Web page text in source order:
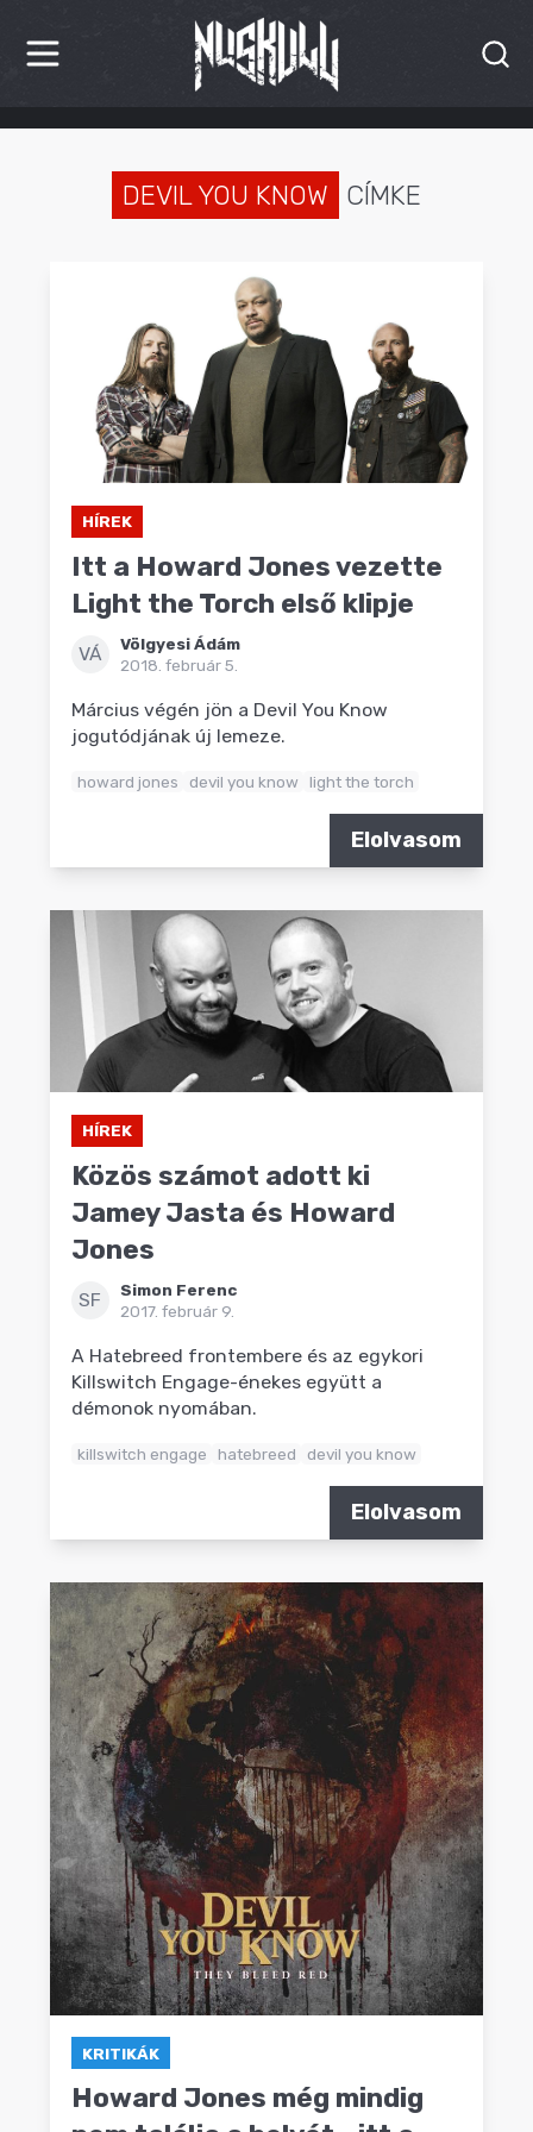
HÍREK
PREMIEREK
MÁSVILÁG
BLOG
DEVIL YOU KNOW CÍMKE
HÍREK
Itt a Howard Jones vezette
Light the Torch első klipje
VÁ
Völgyesi Ádám
2018. február 5.
Március végén jön a Devil You Know
jogutódjának új lemeze.
howard jones devil you know light the torch
Elolvasom
HÍREK
Közös számot adott ki
Jamey Jasta és Howard
Jones
SF
Simon Ferenc
2017. február 9.
A Hatebreed frontembere és az egykori
Killswitch Engage-énekes együtt a
démonok nyomában.
killswitch engage hatebreed devil you know
Elolvasom
KRITIKÁK
Howard Jones még mindig